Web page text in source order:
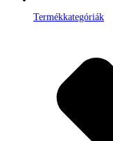
Termékkategóriák